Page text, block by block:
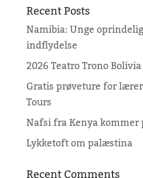
Recent Posts
Namibia: Unge
indflydelse
2026 Teatro Trono Bolivia
Gratis prøveture for
Tours
Nafsi fra Kenya
Lykketoft om palæstina